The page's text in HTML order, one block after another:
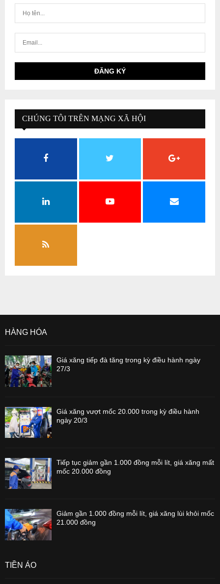
CHÚNG TÔI TRÊN MẠNG XÃ HỘI
HÀNG HÓA
Giá xăng tiếp đà tăng trong kỳ điều hành ngày
27/3
Giá xăng vượt mốc 20.000 trong kỳ điều hành
ngày 20/3
Tiếp tục giảm gần 1.000 đồng mỗi lít, giá xăng mất
mốc 20.000 đồng
Giảm gần 1.000 đồng mỗi lít, giá xăng lùi khỏi mốc
21.000 đồng
TIỀN ẢO